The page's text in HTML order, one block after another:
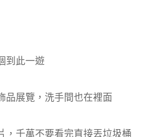
到此一遊
品展覽，洗手間也在裡面
，千萬不要看完直接丟垃圾桶